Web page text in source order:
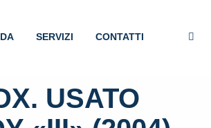
SERVIZI CONTATTI
USATO